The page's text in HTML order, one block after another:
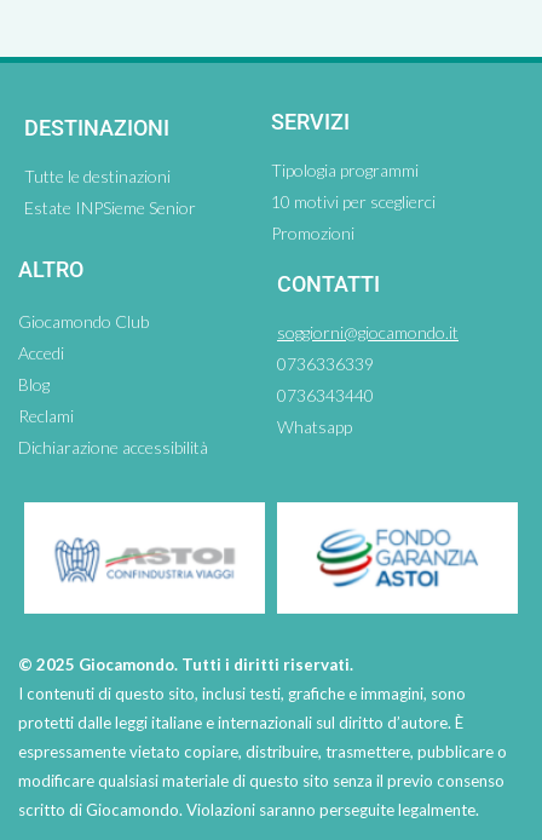
DESTINAZIONI
Tutte le destinazioni
Estate INPSieme Senior
SERVIZI
Tipologia programmi
10 motivi per sceglierci
Promozioni
ALTRO
Giocamondo Club
Accedi
Blog
Reclami
Dichiarazione accessibilità
CONTATTI
soggiorni@giocamondo.it
0736336339
0736343440
Whatsapp
© 2025 Giocamondo. Tutti i diritti riservati.
I contenuti di questo sito, inclusi testi, grafiche e immagini, sono
protetti dalle leggi italiane e internazionali sul diritto d’autore. È
espressamente vietato copiare, distribuire, trasmettere, pubblicare o
modificare qualsiasi materiale di questo sito senza il previo consenso
scritto di Giocamondo. Violazioni saranno perseguite legalmente.